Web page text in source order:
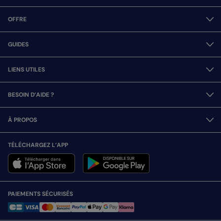
OFFRE
GUIDES
LIENS UTILES
BESOIN D’AIDE ?
À PROPOS
TÉLÉCHARGEZ L’APP
PAIEMENTS SÉCURISÉS